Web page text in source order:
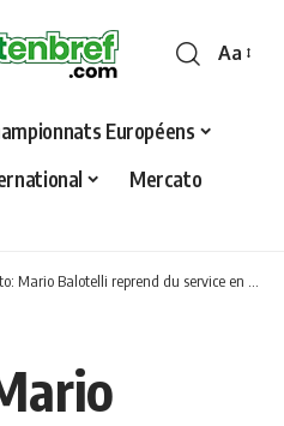
Font
Aa
Européens
Mercato
Mario Balotelli reprend du service en Serie B